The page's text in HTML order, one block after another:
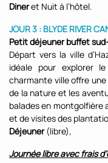
Dineret Nuit à l’hôtel.
JOUR 3 : BLYDE RIVER
Petit déjeuner buffet
Départ vers la ville
idéale pour explorer
charmante ville offre
de la nature et les
balades en montgolfière
et de visites des
Déjeuner(libre),
Journée libre avec frais